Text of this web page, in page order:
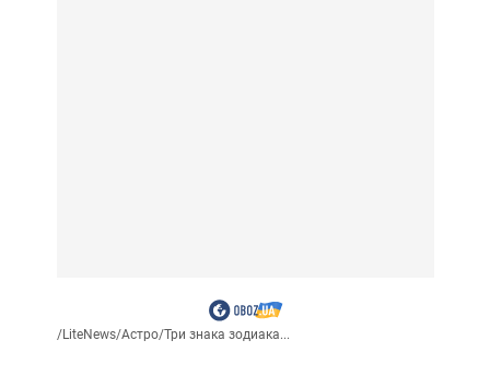
/LiteNews/Астро/Три знака зодиака...